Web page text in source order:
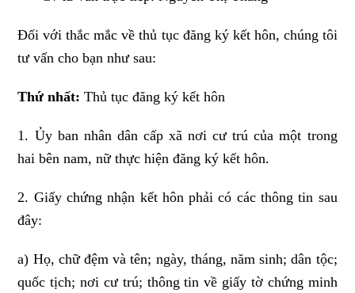
Đối với thắc mắc về thủ tục đăng ký kết hôn, chúng tôi
tư vấn cho bạn như sau:
Thứ nhất: Thủ tục đăng ký kết hôn
1. Ủy ban nhân dân cấp xã nơi cư trú của một trong
hai bên nam, nữ thực hiện đăng ký kết hôn.
2. Giấy chứng nhận kết hôn phải có các thông tin sau
đây:
a) Họ, chữ đệm và tên; ngày, tháng, năm sinh; dân tộc;
quốc tịch; nơi cư trú; thông tin về giấy tờ chứng minh